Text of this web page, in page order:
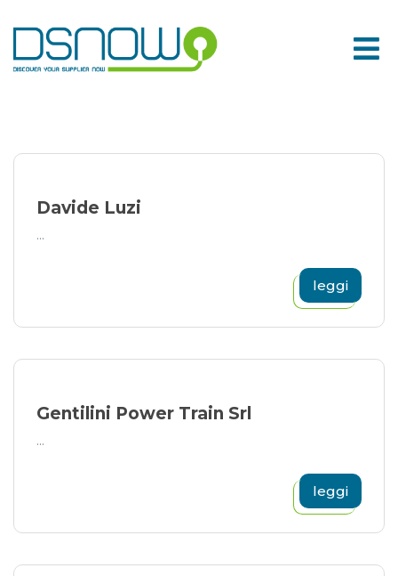
to
content
Davide Luzi
...
leggi
Gentilini Power Train Srl
...
leggi